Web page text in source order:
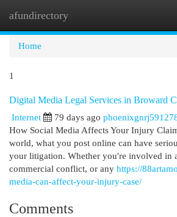
afundirectory
Home
1
Digital Media Legal Services in Broward
Internet 79 days ago
How Social Media Affects Your Injury
world, what you post online can have
your litigation. Whether you're involved in
commercial conflict, or any https://
media-can-affect-your-injury-case/
Comments